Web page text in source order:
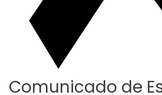
Comunicado de